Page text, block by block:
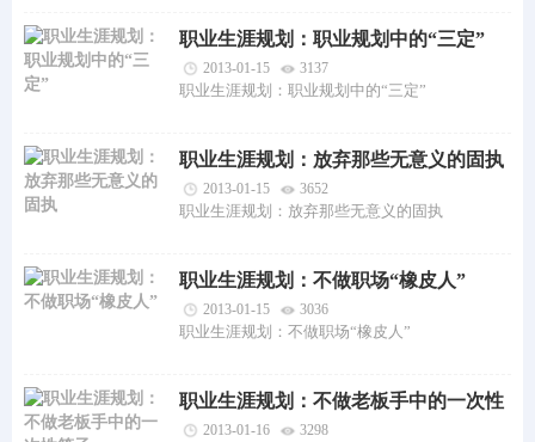
职业生涯规划：职业规划中的“三定”
2013-01-15 3137
职业生涯规划：职业规划中的“三定”
职业生涯规划：放弃那些无意义的固执
2013-01-15 3652
职业生涯规划：放弃那些无意义的固执
职业生涯规划：不做职场“橡皮人”
2013-01-15 3036
职业生涯规划：不做职场“橡皮人”
职业生涯规划：不做老板手中的一次性
筷子2013-01-16 3298